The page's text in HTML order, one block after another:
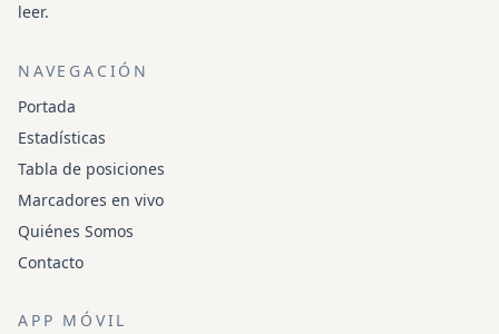
leer.
NAVEGACIÓN
Portada
Estadísticas
Tabla de posiciones
Marcadores en vivo
Quiénes Somos
Contacto
APP MÓVIL